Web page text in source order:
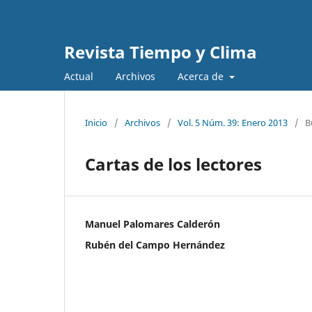
Revista Tiempo y Clima
Actual Archivos Acerca de
Inicio / Archivos / Vol. 5 Núm. 39: Enero 2013 /
Cartas de los lectores
Manuel Palomares Calderón
Rubén del Campo Hernández